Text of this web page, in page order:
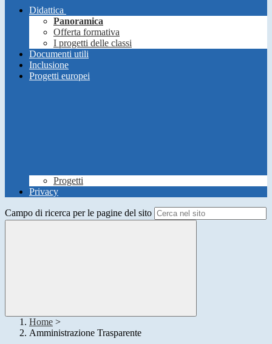
Didattica
Panoramica
Offerta formativa
I progetti delle classi
Documenti utili
Inclusione
Progetti europei
Progetti
Privacy
Campo di ricerca per le pagine del sito
Home >
Amministrazione Trasparente